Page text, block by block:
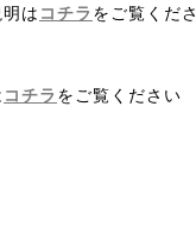
は コチラ をご覧くだ
コチラ をご覧ください